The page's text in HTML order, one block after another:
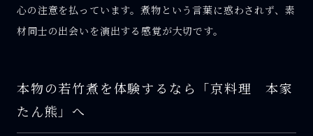
心の注意を払っています。煮物という言葉に惑わされず、素
材同士の出会いを演出する感覚が大切です。
本物の若竹煮を体験するなら「京料理 本家
たん熊」へ